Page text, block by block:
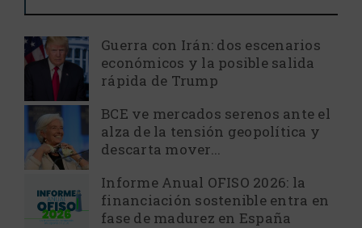
Guerra con Irán: dos escenarios
económicos y la posible salida
rápida de Trump
BCE ve mercados serenos ante el
alza de la tensión geopolítica y
descarta mover...
Informe Anual OFISO 2026: la
financiación sostenible entra en
fase de madurez en España